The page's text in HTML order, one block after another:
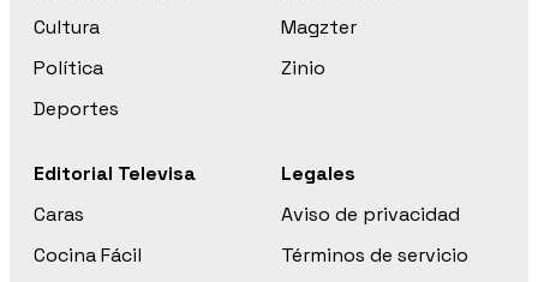
Cultura
Política
Deportes
Magzter
Zinio
Editorial Televisa
Caras
Cocina Fácil
Legales
Aviso de privacidad
Términos de servicio